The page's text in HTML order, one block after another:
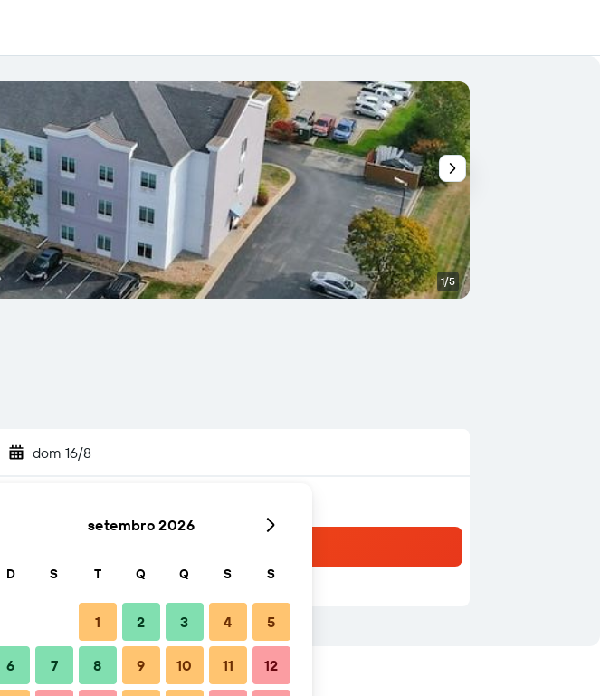
dom 16/8
1/5
Hospedagens próximas
setembro 2026
D S T Q Q S S
1 2 3 4 5
6 7 8 9 10 11 12